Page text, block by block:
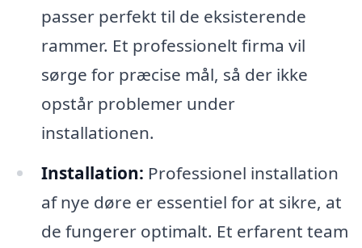
passer perfekt til de eksisterende
rammer. Et professionelt firma vil
sørge for præcise mål, så der ikke
opstår problemer under
installationen.
Installation: Professionel installation
af nye døre er essentiel for at sikre, at
de fungerer optimalt. Et erfarent team